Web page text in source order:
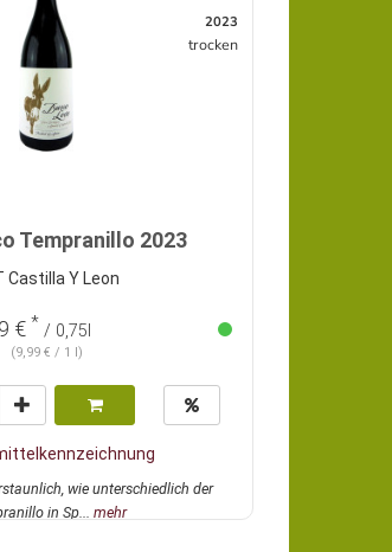
2023
trocken
Tempranillo 2023
Castilla Y Leon
€ * / 0,75l
(9,99 € / 1 l)
wie unterschiedlich der
in Sp... mehr